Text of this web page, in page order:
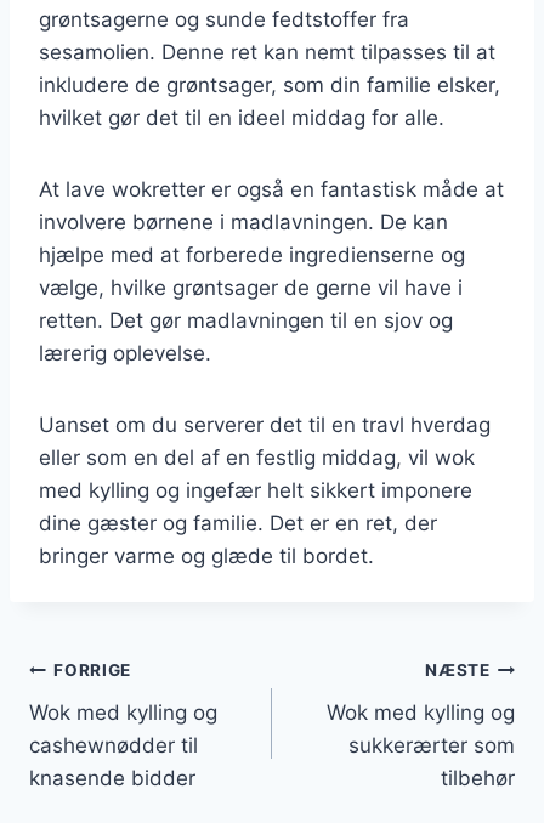
grøntsagerne og sunde fedtstoffer fra
sesamolien. Denne ret kan nemt tilpasses til at
inkludere de grøntsager, som din familie elsker,
hvilket gør det til en ideel middag for alle.
At lave wokretter er også en fantastisk måde at
involvere børnene i madlavningen. De kan
hjælpe med at forberede ingredienserne og
vælge, hvilke grøntsager de gerne vil have i
retten. Det gør madlavningen til en sjov og
lærerig oplevelse.
Uanset om du serverer det til en travl hverdag
eller som en del af en festlig middag, vil wok
med kylling og ingefær helt sikkert imponere
dine gæster og familie. Det er en ret, der
bringer varme og glæde til bordet.
Indlægsnavigation
FORRIGE
Wok med kylling og
cashewnødder til
knasende bidder
NÆSTE
Wok med kylling og
sukkerærter som
tilbehør